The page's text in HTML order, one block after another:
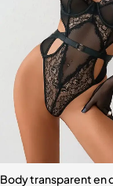
Body transparent en